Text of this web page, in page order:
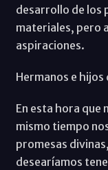
desarrollo de los
materiales, pero
aspiraciones.
Hermanos e
En esta hora que
mismo tiempo
promesas
desearíamos